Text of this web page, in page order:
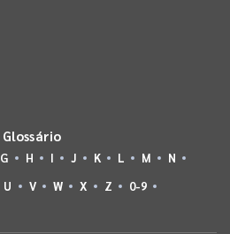
Glossário
G H I J K L M
N
U V W X Z 0-9